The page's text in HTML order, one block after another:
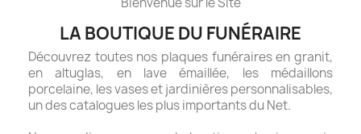
LA BOUTIQUE DU FUNÉRAIRE
Découvrez toutes nos plaques funéraires en granit,
en altuglas, en lave émaillée, les médaillons
porcelaine, les vases et jardinières personnalisables,
un des catalogues les plus importants du Net.